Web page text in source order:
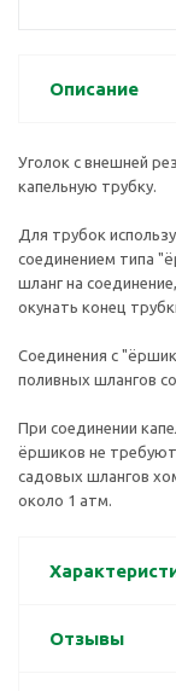
Описание
Уголок с внешней
капельную трубку.
Для трубок
соединением типа
шланг на
окунать конец
Cоединения c
поливных шлангов
При соединении
ёршиков не
садовых шлангов
около 1 атм.
Отзывы